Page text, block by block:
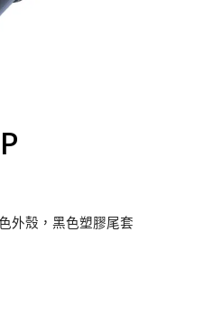
外殼，黑色塑膠尾套